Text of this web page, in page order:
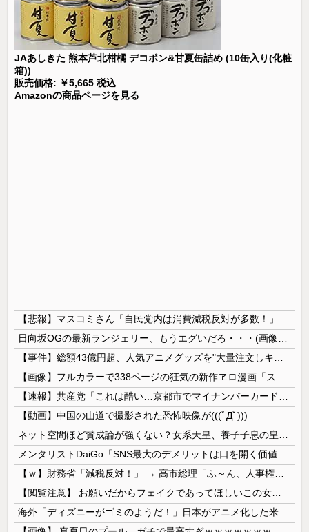
JAあしきた 熊本芦北柑橘 デコポン&甘夏缶詰め (10缶入り(化粧
箱))
販売価格: ￥5,665 税込
Amazonの商品ページを見る
【動画】中国の山道で撮影された恐怖映像が(((ﾟДﾟ)))